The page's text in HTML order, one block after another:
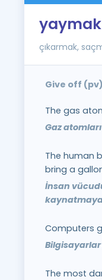
yaymak
çıkarmak,
Give off
The gas
Gaz
The human
bring a
İnsan
kaynatmaya
Computers
Bilgisayarlar
The most